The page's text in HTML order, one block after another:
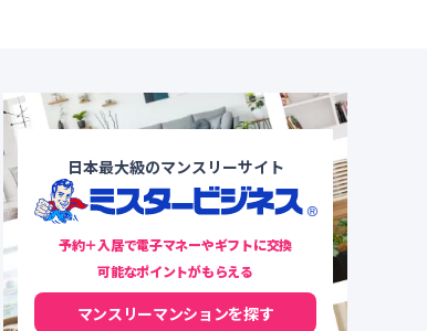
日本最大級のマンスリーサイト
予約＋入居で電子マネーやギフトに交換
可能なポイントがもらえる
マンスリーマンションを探す